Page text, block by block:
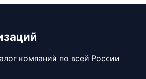
компаний по всей России